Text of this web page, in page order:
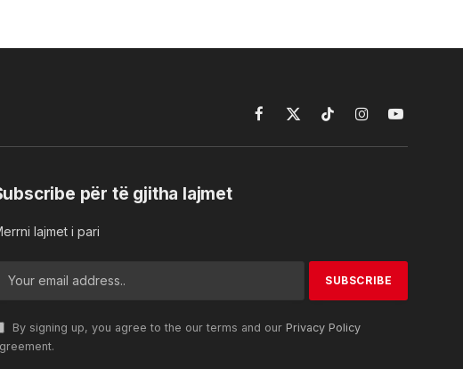
Facebook
X
TikTokInstagramYouTube
për të gjitha lajmet
lajmet i pari
By signing up, you agree to the our terms and our Privacy Policy